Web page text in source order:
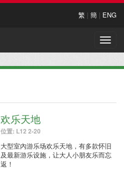
繁 | 簡 | ENG
Toggle
欢乐天地
位置: L12 2-20
大型室內游乐场欢乐天地，有多款怀旧
及最新游乐设施，让大人小朋友乐而忘
返！